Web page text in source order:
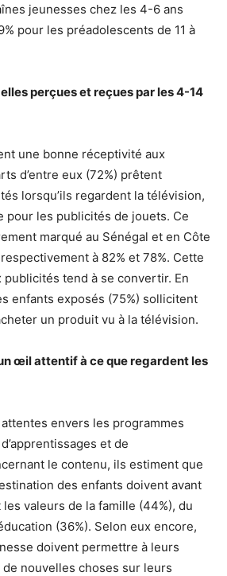
jeunesses chez les 4-6 ans
pour les préadolescents de 11 à
perçues et reçues par les 4-14
une bonne réceptivité aux
d’entre eux (72%) prêtent
lorsqu’ils regardent la télévision,
pour les publicités de jouets. Ce
marqué au Sénégal et en Côte
respectivement à 82% et 78%. Cette
tend à se convertir. En
enfants exposés (75%) sollicitent
un produit vu à la télévision.
œil attentif à ce que regardent les
envers les programmes
et de
le contenu, ils estiment que
des enfants doivent avant
valeurs de la famille (44%), du
(36%). Selon eux encore,
doivent permettre à leurs
de nouvelles choses sur leurs